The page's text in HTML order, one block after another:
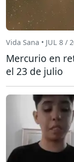
Vida Sana • JUL 8 /
Mercurio en
el 23 de julio